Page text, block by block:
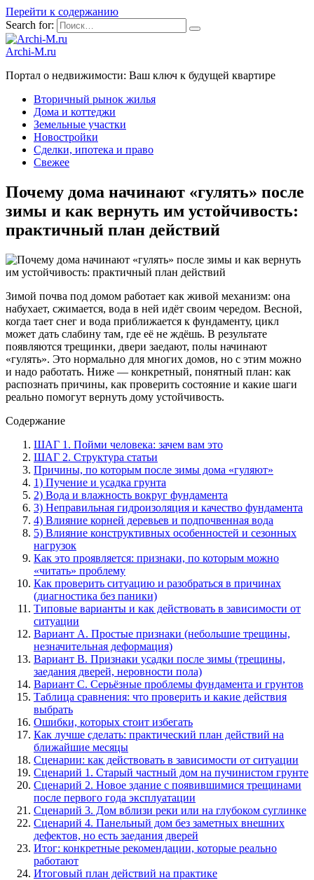
Перейти к содержанию
Search for:
Archi-M.ru
Портал о недвижимости: Ваш ключ к будущей квартире
Вторичный рынок жилья
Дома и коттеджи
Земельные участки
Новостройки
Сделки, ипотека и право
Свежее
Почему дома начинают «гулять» после
зимы и как вернуть им устойчивость:
практичный план действий
Зимой почва под домом работает как живой механизм: она
набухает, сжимается, вода в ней идёт своим чередом. Весной,
когда тает снег и вода приближается к фундаменту, цикл
может дать слабину там, где её не ждёшь. В результате
появляются трещинки, двери заедают, полы начинают
«гулять». Это нормально для многих домов, но с этим можно
и надо работать. Ниже — конкретный, понятный план: как
распознать причины, как проверить состояние и какие шаги
реально помогут вернуть дому устойчивость.
Содержание
ШАГ 1. Пойми человека: зачем вам это
ШАГ 2. Структура статьи
Причины, по которым после зимы дома «гуляют»
1) Пучение и усадка грунта
2) Вода и влажность вокруг фундамента
3) Неправильная гидроизоляция и качество фундамента
4) Влияние корней деревьев и подпочвенная вода
5) Влияние конструктивных особенностей и сезонных
нагрузок
Как это проявляется: признаки, по которым можно
«читать» проблему
Как проверить ситуацию и разобраться в причинах
(диагностика без паники)
Типовые варианты и как действовать в зависимости от
ситуации
Вариант A. Простые признаки (небольшие трещины,
незначительная деформация)
Вариант B. Признаки усадки после зимы (трещины,
заедания дверей, неровности пола)
Вариант C. Серьёзные проблемы фундамента и грунтов
Таблица сравнения: что проверить и какие действия
выбрать
Ошибки, которых стоит избегать
Как лучше сделать: практический план действий на
ближайшие месяцы
Сценарии: как действовать в зависимости от ситуации
Сценарий 1. Старый частный дом на пучинистом грунте
Сценарий 2. Новое здание с появившимися трещинами
после первого года эксплуатации
Сценарий 3. Дом вблизи реки или на глубоком суглинке
Сценарий 4. Панельный дом без заметных внешних
дефектов, но есть заедания дверей
Итог: конкретные рекомендации, которые реально
работают
Итоговый план действий на практике